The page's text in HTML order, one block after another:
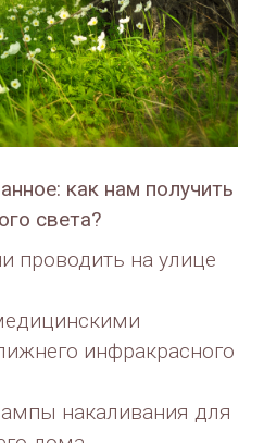
как нам получить
света?
проводить на улице
инфракрасного
накаливания для